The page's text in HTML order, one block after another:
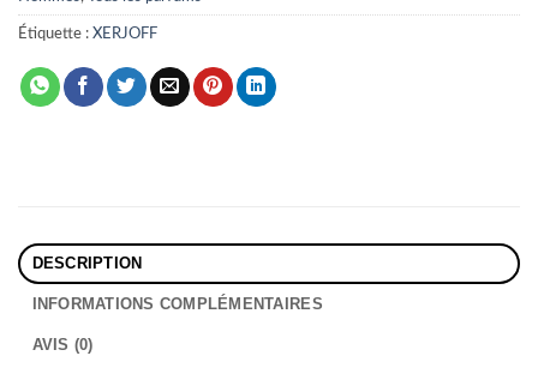
Étiquette : XERJOFF
DESCRIPTION
INFORMATIONS COMPLÉMENTAIRES
AVIS (0)